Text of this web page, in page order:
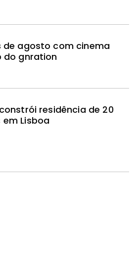
agosto com cinema
do gnration
residência de 20
Lisboa